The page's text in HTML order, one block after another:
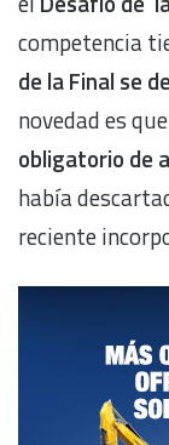
competencia
de la Final se
novedad es
obligatorio de
había
reciente